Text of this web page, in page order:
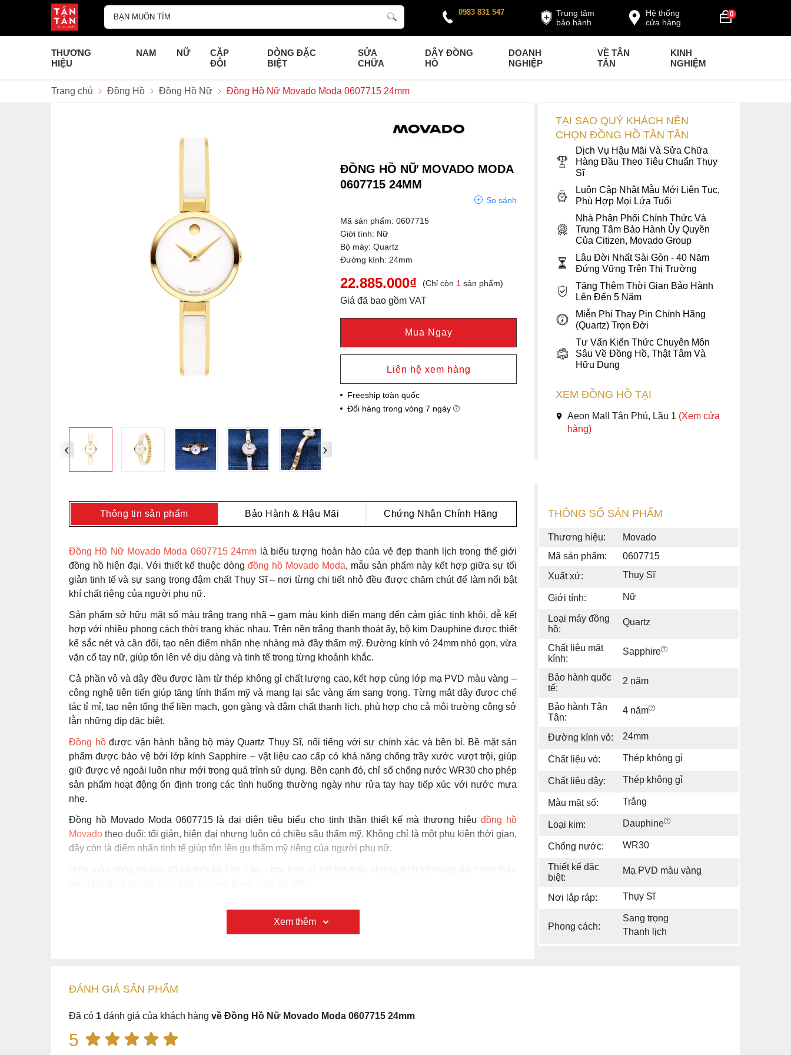
0
Hệ thống
cửa hàng
Trung tâm
bảo hành
0983 831 547
THƯƠNG
HIỆU
NAM NỮ
CẶP
ĐÔI
DÒNG ĐẶC
BIỆT
SỬA
CHỮA
DÂY ĐỒNG
HỒ
DOANH
NGHIỆP
VỀ TÂN
TÂN
KINH
NGHIỆM
Trang chủ Đồng Hồ Đồng Hồ Nữ Đồng Hồ Nữ Movado Moda 0607715 24mm
‹ ›
ĐỒNG HỒ NỮ MOVADO MODA
0607715 24MM
So sánh
Mã sản phẩm: 0607715
Giới tính: Nữ
Bộ máy: Quartz
Đường kính: 24mm
22.885.000₫ (Chỉ còn 1 sản phẩm)
Giá đã bao gồm VAT
Mua Ngay
Liên hệ xem hàng
Freeship toàn quốc
Đổi hàng trong vòng 7 ngày
TẠI SAO QUÝ KHÁCH NÊN
CHỌN ĐỒNG HỒ TÂN TÂN
Dịch Vụ Hậu Mãi Và Sửa Chữa
Hàng Đầu Theo Tiêu Chuẩn Thụy
Sĩ
Luôn Cập Nhật Mẫu Mới Liên Tục,
Phù Hợp Mọi Lứa Tuổi
Nhà Phân Phối Chính Thức Và
Trung Tâm Bảo Hành Ủy Quyền
Của Citizen, Movado Group
Lâu Đời Nhất Sài Gòn - 40 Năm
Đứng Vững Trên Thị Trường
Tặng Thêm Thời Gian Bảo Hành
Lên Đến 5 Năm
Miễn Phí Thay Pin Chính Hãng
(Quartz) Trọn Đời
Tư Vấn Kiến Thức Chuyên Môn
Sâu Về Đồng Hồ, Thật Tâm Và
Hữu Dụng
XEM ĐỒNG HỒ TẠI
Aeon Mall Tân Phú, Lầu 1 (Xem cửa
hàng)
Thông tin sản phẩm Bảo Hành & Hậu Mãi Chứng Nhận Chính Hãng
Đồng Hồ Nữ Movado Moda 0607715 24mm là biểu tượng hoàn hảo của vẻ đẹp thanh lịch trong thế giới
đồng hồ hiện đại. Với thiết kế thuộc dòng đồng hồ Movado Moda, mẫu sản phẩm này kết hợp giữa sự tối
giản tinh tế và sự sang trọng đậm chất Thụy Sĩ – nơi từng chi tiết nhỏ đều được chăm chút để làm nổi bật
khí chất riêng của người phụ nữ.
Sản phẩm sở hữu mặt số màu trắng trang nhã – gam màu kinh điển mang đến cảm giác tinh khôi, dễ kết
hợp với nhiều phong cách thời trang khác nhau. Trên nền trắng thanh thoát ấy, bộ kim Dauphine được thiết
kế sắc nét và cân đối, tạo nên điểm nhấn nhẹ nhàng mà đầy thẩm mỹ. Đường kính vỏ 24mm nhỏ gọn, vừa
vặn cổ tay nữ, giúp tôn lên vẻ dịu dàng và tinh tế trong từng khoảnh khắc.
Cả phần vỏ và dây đều được làm từ thép không gỉ chất lượng cao, kết hợp cùng lớp mạ PVD màu vàng –
công nghệ tiên tiến giúp tăng tính thẩm mỹ và mang lại sắc vàng ấm sang trọng. Từng mắt dây được chế
tác tỉ mỉ, tạo nên tổng thể liền mạch, gọn gàng và đậm chất thanh lịch, phù hợp cho cả môi trường công sở
lẫn những dịp đặc biệt.
Đồng hồđược vận hành bằng bộ máy Quartz Thụy Sĩ, nổi tiếng với sự chính xác và bền bỉ. Bề mặt sản
phẩm được bảo vệ bởi lớp kính Sapphire – vật liệu cao cấp có khả năng chống trầy xước vượt trội, giúp
giữ được vẻ ngoài luôn như mới trong quá trình sử dụng. Bên cạnh đó, chỉ số chống nước WR30 cho phép
sản phẩm hoạt động ổn định trong các tình huống thường ngày như rửa tay hay tiếp xúc với nước mưa
nhẹ.
Đồng hồ Movado Moda 0607715 là đại diện tiêu biểu cho tinh thần thiết kế mà thương hiệuđồng hồ
Movado theo đuổi: tối giản, hiện đại nhưng luôn có chiều sâu thẩm mỹ. Không chỉ là một phụ kiện thời gian,
đây còn là điểm nhấn tinh tế giúp tôn lên gu thẩm mỹ riêng của người phụ nữ.
Xem thêm
THÔNG SỐ SẢN PHẨM
Thương hiệu:
Movado
Mã sản phẩm:
0607715
Xuất xứ:
Thụy Sĩ
Giới tính: Nữ
Loại máy đồng
hồ:
Quartz
Chất liệu mặt
kính:
Sapphire
Bảo hành quốc
tế:
2 năm
Bảo hành Tân
Tân:
4 năm
Đường kính vỏ: 24mm
Chất liệu vỏ: Thép không gỉ
Chất liệu dây: Thép không gỉ
Màu mặt số: Trắng
Loại kim: Dauphine
Chống nước: WR30
Thiết kế đặc
biệt:
Mạ PVD màu vàng
Nơi lắp ráp: Thụy Sĩ
Phong cách:
Sang trọng
Thanh lịch
ĐÁNH GIÁ SẢN PHẤM
Đã có 1 đánh giá của khách hàng về Đồng Hồ Nữ Movado Moda 0607715 24mm
5